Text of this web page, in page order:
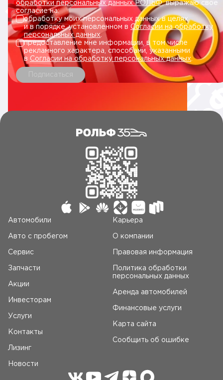
обработки персональных данных РОЛЬФ, выражаю свое
согласие на:
обработку моих персональных данных в целях
и в порядке, установленном в Согласии на обработку
персональных данных.
предоставление мне информации, в том числе
рекламного характера, способами, указанными
в Согласии на обработку персональных данных
Подписаться
Автомобили
Авто c пробегом
Сервис
Запчасти
Акции
Инвесторам
Услуги
Контакты
Лизинг
Новости
Карьера
О компании
Правовая информация
Политика обработки
персональных данных
Аренда автомобилей
Финансовые услуги
Карта сайта
Сообщить об ошибке